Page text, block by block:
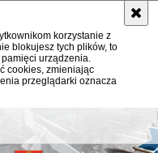
korzystanie z
blokujesz tych plików, to
urządzenia.
cookies, zmieniając
przeglądarki oznacza